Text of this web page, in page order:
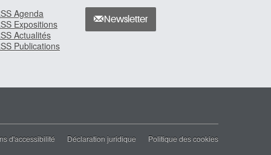
Agenda
Expositions
Actualités
Publications
Newsletter
d'accessibilité Déclaration juridique Politique des cookies